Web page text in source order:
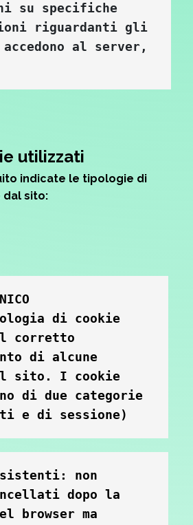
su specifiche
riguardanti gli
al server,
utilizzati
indicate le tipologie di
dal sito:
di cookie
corretto
di alcune
sito. I cookie
di due categorie
e di sessione)
non
dopo la
browser ma